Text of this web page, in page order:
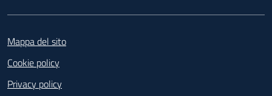
Mappa del sito
Cookie policy
Privacy policy